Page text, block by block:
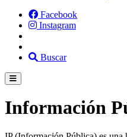
Facebook
Instagram
Buscar
Información